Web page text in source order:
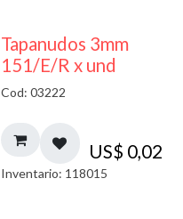
Tapanudos 3mm
151/E/R x und
Cod: 03222
US$ 0,02
Inventario: 118015